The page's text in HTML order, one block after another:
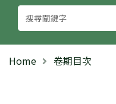
Home 卷期目次